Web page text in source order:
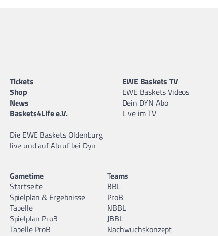
Tickets
Shop
News
Baskets4Life e.V.
Die EWE Baskets Oldenburg
live und auf Abruf bei Dyn
EWE Baskets TV
EWE Baskets Videos
Dein DYN Abo
Live im TV
Gametime
Startseite
Spielplan & Ergebnisse
Tabelle
Spielplan ProB
Tabelle ProB
Teams
BBL
ProB
NBBL
JBBL
Nachwuchskonzept